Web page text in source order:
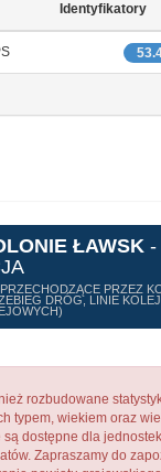
Identyfikatory
ŁAWSK -
PRZEZ
DRÓG, LINIE
rozbudowane
typem, wiekiem oraz
są dostępne dla
Zapraszamy do